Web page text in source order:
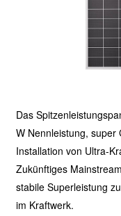
Das
W Nennleistung, super
Installation von Ultra-
Zukünftiges
stabile Superleistung
im Kraftwerk.